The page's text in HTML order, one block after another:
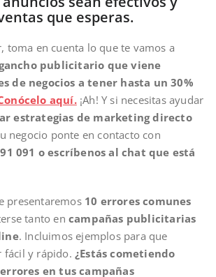
que esperas.
toma en cuenta lo que te vamos a
publicitario que viene
de negocios a tener hasta un 30%
aquí.¡Ah! Y si necesitas ayudar
estrategias de marketing directo
negocio ponte en contacto con
091 o escríbenos al chat que está
presentaremos10 errores comunes
tanto en campañas publicitarias
. Incluimos ejemplos para que
fácil y rápido. ¿Estás cometiendo
en tus campañas